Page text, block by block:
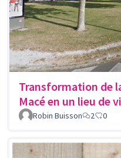
Transformation de
Macé en un lieu de
Robin Buisson
2 0